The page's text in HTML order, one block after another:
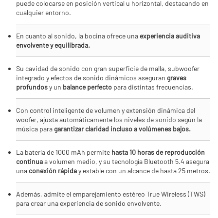
puede colocarse en posición vertical u horizontal, destacando en
cualquier entorno.
En cuanto al sonido, la bocina ofrece una experiencia auditiva
envolvente y equilibrada.
Su cavidad de sonido con gran superficie de malla, subwoofer
integrado y efectos de sonido dinámicos aseguran graves
profundosy un balance perfecto para distintas frecuencias.
Con control inteligente de volumen y extensión dinámica del
woofer, ajusta automáticamente los niveles de sonido según la
música paragarantizar claridad incluso a volúmenes bajos.
La batería de 1000 mAh permite hasta 10 horas de reproducción
continuaa volumen medio, y su tecnología Bluetooth 5.4 asegura
una conexión rápiday estable con un alcance de hasta 25 metros.
Además, admite el emparejamiento estéreo True Wireless (TWS)
para crear una experiencia de sonido envolvente.